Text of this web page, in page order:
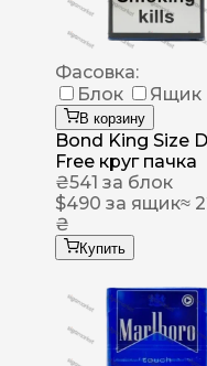
Фасовка:
Блок
Ящик
В корзину
Bond King Size
Free круг пачка
₴541 за блок
$490 за ящик≈
₴
Купить